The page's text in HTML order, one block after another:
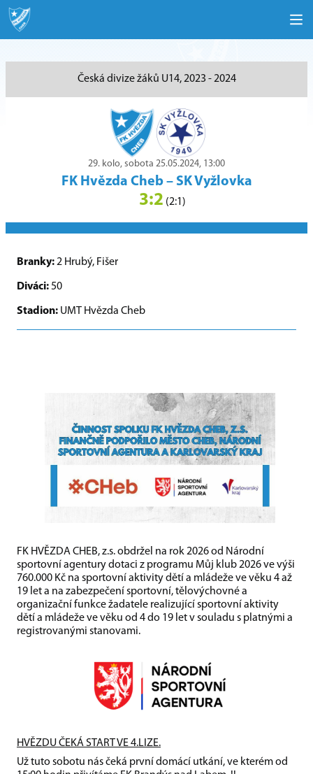
Česká divize žáků U14, 2023 - 2024
29. kolo, sobota 25.05.2024, 13:00
FK Hvězda Cheb– SK Vyžlovka
3:2 (2:1)
Branky:2 Hrubý, Fišer
Diváci:50
Stadion: UMT Hvězda Cheb
FK HVĚZDA CHEB, z.s. obdržel na rok 2026 od Národní
sportovní agentury dotaci z programu Můj klub 2026 ve výši
760.000 Kč na sportovní aktivity dětí a mládeže ve věku 4 až
19 let a na zabezpečení sportovní, tělovýchovné a
organizační funkce žadatele realizující sportovní aktivity
dětí a mládeže ve věku od 4 do 19 let v souladu s platnými a
registrovanými stanovami.
HVĚZDU ČEKÁ START VE 4.LIZE.
Už tuto sobotu nás čeká první domácí utkání, ve kterém od